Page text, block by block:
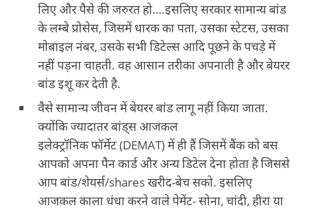
लिए और पैसे की जरुरत हो….इसलिए सरकार सामान्य बांड
के लम्बे प्रोसेस, जिसमें धारक का पता, उसका स्टेटस, उसका
मोबाइल नंबर, उसके सभी डिटेल्स आदि पूछने के पचड़े में
नहीं पड़ना चाहती. वह आसान तरीका अपनाती है और बेयरर
बांड इशू कर देती है.
वैसे सामान्य जीवन में बेयरर बांड लागू नहीं किया जाता.
क्योंकि ज्यादातर बांड्स आजकल
इलेक्ट्रॉनिक फॉर्मेट (DEMAT) में ही हैं जिसमें बैंक को बस
आपको अपना पैन कार्ड और अन्य डिटेल देना होता है जिससे
आप बांड/शेयर्स/shares खरीद-बेच सको. इसलिए
आजकल काला धंधा करने वाले पेमेंट- सोना, चांदी, हीरा या